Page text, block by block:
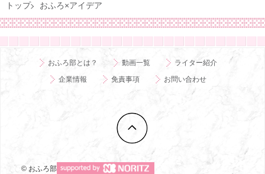
トップ おふろ×アイデア
© おふろ部
おふろ部とは？ 動画一覧
ライター紹介
企業情報
免責事項 お問い合わせ